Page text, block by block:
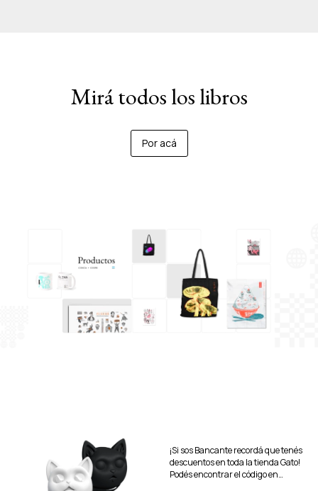
Mirá todos los libros
Por acá
¡Si sos Bancante recordá que tenés
descuentos en toda la tienda Gato!
Podés encontrar el código en